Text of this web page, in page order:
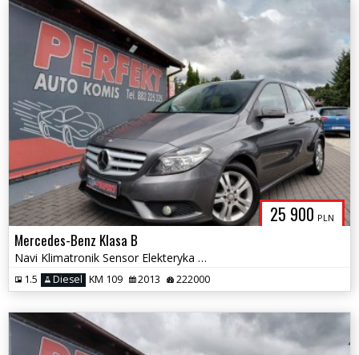
25 900 PLN
Mercedes-Benz Klasa B
Navi Klimatronik Sensor Elekteryka 2xPDC Tempomat Alu
1.5 Diesel KM 109 2013 222000